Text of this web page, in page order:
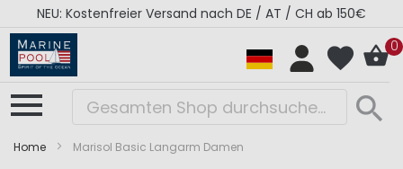
NEU: Kostenfreier Versand nach DE / AT / CH ab 150€
0
Home Marisol Basic Langarm Damen